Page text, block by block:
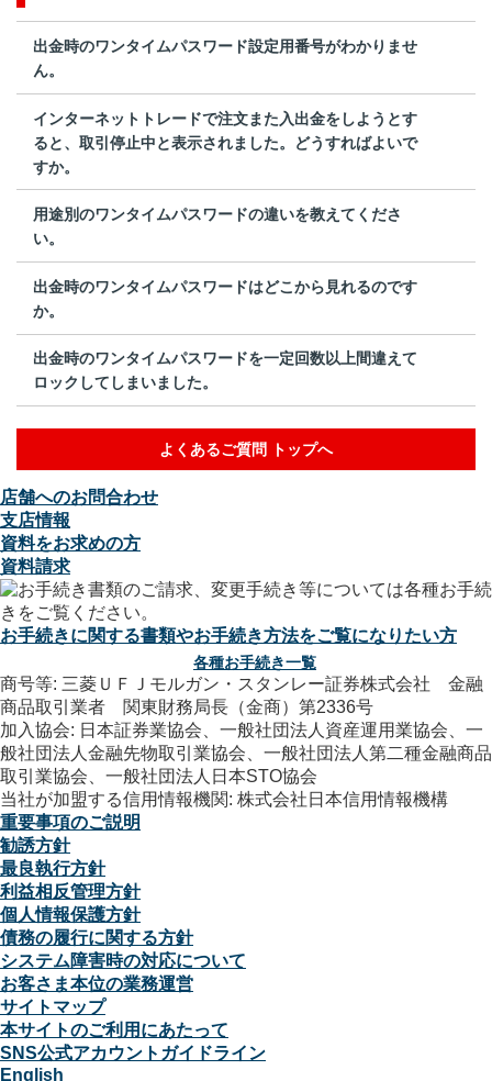
出金時のワンタイムパスワード設定用番号がわかりませ
ん。
インターネットトレードで注文また入出金をしようとす
ると、取引停止中と表示されました。どうすればよいで
すか。
用途別のワンタイムパスワードの違いを教えてくださ
い。
出金時のワンタイムパスワードはどこから見れるのです
か。
出金時のワンタイムパスワードを一定回数以上間違えて
ロックしてしまいました。
よくあるご質問 トップへ
店舗へのお問合わせ
支店情報
資料をお求めの方
資料請求
お手続きに関する書類やお手続き方法をご覧になりたい方
各種お手続き一覧
商号等: 三菱ＵＦＪモルガン・スタンレー証券株式会社 金融
商品取引業者 関東財務局長（金商）第2336号
加入協会: 日本証券業協会、一般社団法人資産運用業協会、一
般社団法人金融先物取引業協会、一般社団法人第二種金融商品
取引業協会、一般社団法人日本STO協会
当社が加盟する信用情報機関: 株式会社日本信用情報機構
重要事項のご説明
勧誘方針
最良執行方針
利益相反管理方針
個人情報保護方針
債務の履行に関する方針
システム障害時の対応について
お客さま本位の業務運営
サイトマップ
本サイトのご利用にあたって
SNS公式アカウントガイドライン
English